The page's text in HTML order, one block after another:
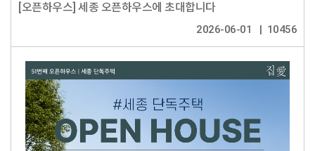
[오픈하우스] 세종 오픈하우스에 초대합니다
2026-06-01 10456